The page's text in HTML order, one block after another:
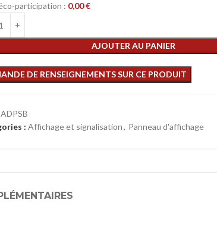
participation : 0,00€
AJOUTER AU PANIER
ADPSB
: Affichage et signalisation, Panneau d'affichage